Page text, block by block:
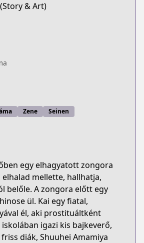
& Art)
Zene Seinen
egy elhagyatott zongora
elhalad mellette, hallhatja,
belőle. A zongora előtt egy
ül. Kai egy fiatal,
él, aki prostituáltként
igazi kis bajkeverő,
diák, Shuuhei Amamiya